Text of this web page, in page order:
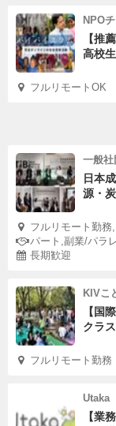
NPO
【推
高校
フルリモートOK
一般社
日本
源・
フルリモート勤
パート,副業/パラ
長期歓迎
KIVこ
【国
クラ
フルリモート勤務
Utaka
【業